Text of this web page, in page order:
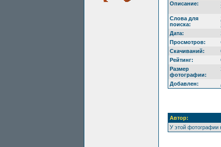
Описание:
Слова для
поиска:
Дата:
Просмотров:
Скачиваний:
Рейтинг:
Размер
фотографии:
Добавлен:
Автор:
У этой фотографии